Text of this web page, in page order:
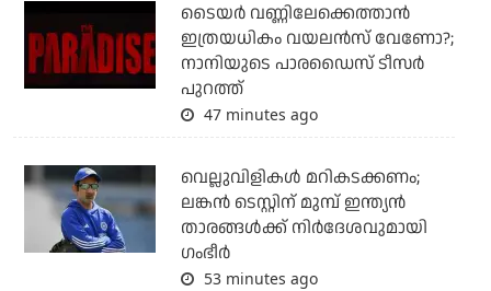
ടൈയര്‍ വണ്ണിലേക്കെത്താന്‍
ഇത്രയധികം വയലന്‍സ് വേണോ?;
നാനിയുടെ പാരഡൈസ് ടീസര്‍
പുറത്ത്
47 minutes ago
വെല്ലുവിളികള്‍ മറികടക്കണം;
ലങ്കന്‍ ടെസ്റ്റിന് മുമ്പ് ഇന്ത്യന്‍
താരങ്ങള്‍ക്ക് നിര്‍ദേശവുമായി
ഗംഭീര്‍
53 minutes ago